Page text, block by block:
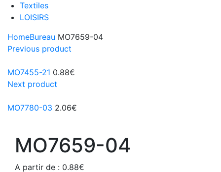
Textiles
LOISIRS
HomeBureau MO7659-04
Previous product
MO7455-21 0.88€
Next product
MO7780-03 2.06€
MO7659-04
A partir de : 0.88€